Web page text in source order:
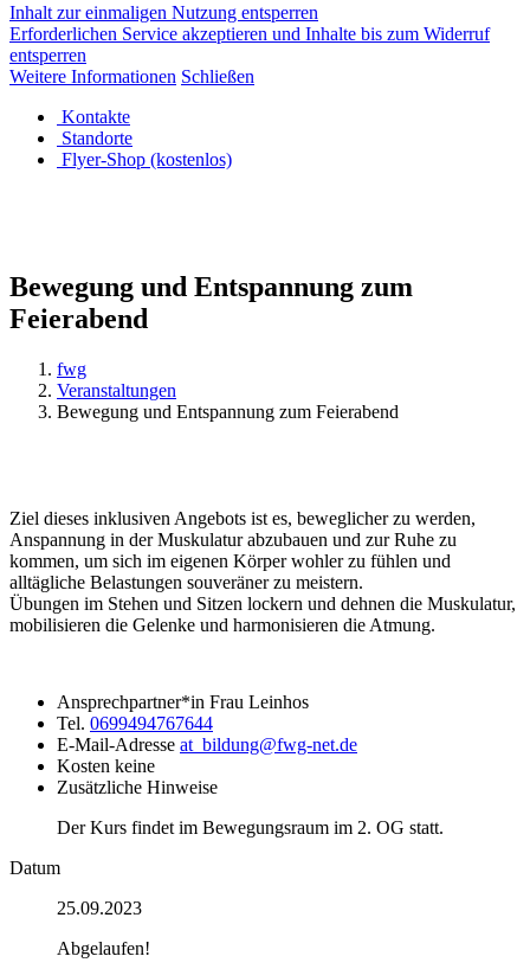
Inhalt zur einmaligen Nutzung entsperren
Erforderlichen Service akzeptieren und Inhalte bis zum Widerruf
entsperren
Weitere Informationen Schließen
Kontakte
Standorte
Flyer-Shop (kostenlos)
Bewegung und Entspannung zum
Feierabend
fwg
Veranstaltungen
Bewegung und Entspannung zum Feierabend
Ziel dieses inklusiven Angebots ist es, beweglicher zu werden,
Anspannung in der Muskulatur abzubauen und zur Ruhe zu
kommen, um sich im eigenen Körper wohler zu fühlen und
alltägliche Belastungen souveräner zu meistern.
Übungen im Stehen und Sitzen lockern und dehnen die Muskulatur,
mobilisieren die Gelenke und harmonisieren die Atmung.
Ansprechpartner*in Frau Leinhos
Tel. 0699494767644
E-Mail-Adresse at_bildung@fwg-net.de
Kosten keine
Zusätzliche Hinweise
Der Kurs findet im Bewegungsraum im 2. OG statt.
Datum
25.09.2023
Abgelaufen!